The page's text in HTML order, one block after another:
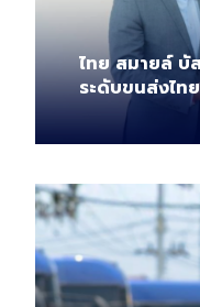
ไทย สมายล์ บั
ระดับขนส่งไท